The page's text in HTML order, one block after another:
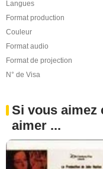
Langues
Format production
Couleur
Format audio
Format de projection
N° de Visa
Si vous aimez
aimer ...